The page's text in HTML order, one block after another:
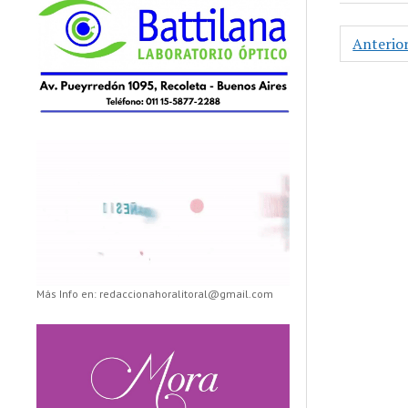
Más Info en: redaccionahoralitoral@gmail.com
de